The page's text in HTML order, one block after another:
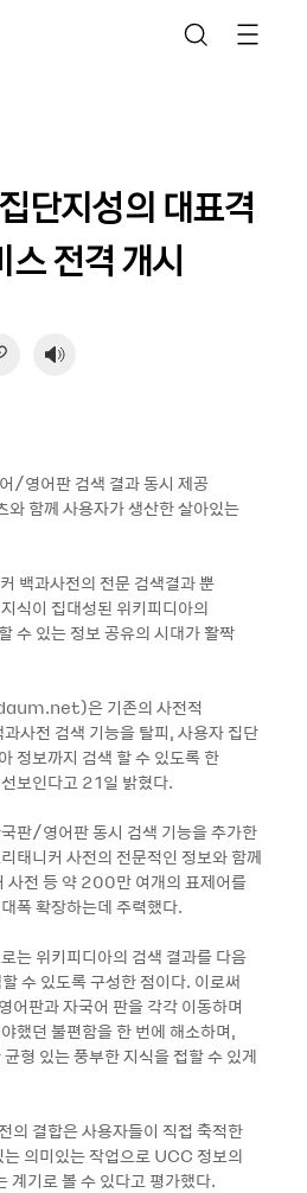
단지성의 대표격
전격 개시
/영어판 검색 결과 동시 제공
함께 사용자가 생산한 살아있는
과사전의 전문 검색결과 뿐
식이 집대성된 위키피디아의
수 있는 정보 공유의 시대가 활짝
은 기존의 사전적
사전 검색 기능을 탈피, 사용자 집단
정보까지 검색 할 수 있도록 한
보인다고 21일 밝혔다.
판/영어판 동시 검색 기능을 추가한
태니커 사전의 전문적인 정보와 함께
전 등 약 200만 여개의 표제어를
폭 확장하는데 주력했다.
는 위키피디아의 검색 결과를 다음
수 있도록 구성한 점이다. 이로써
어판과 자국어 판을 각각 이동하며
했던 불편함을 한 번에 해소하며,
형 있는 풍부한 지식을 접할 수 있게
의 결합은 사용자들이 직접 축적한
의미있는 작업으로 UCC 정보의
계기로 볼 수 있다고 평가했다.